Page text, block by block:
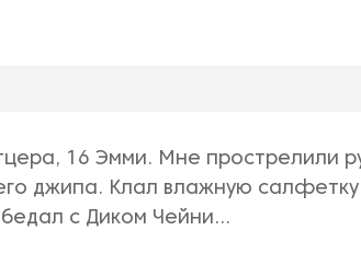
16 Эмми. Мне прострелили
джипа. Клал влажную
с Диком Чейни…